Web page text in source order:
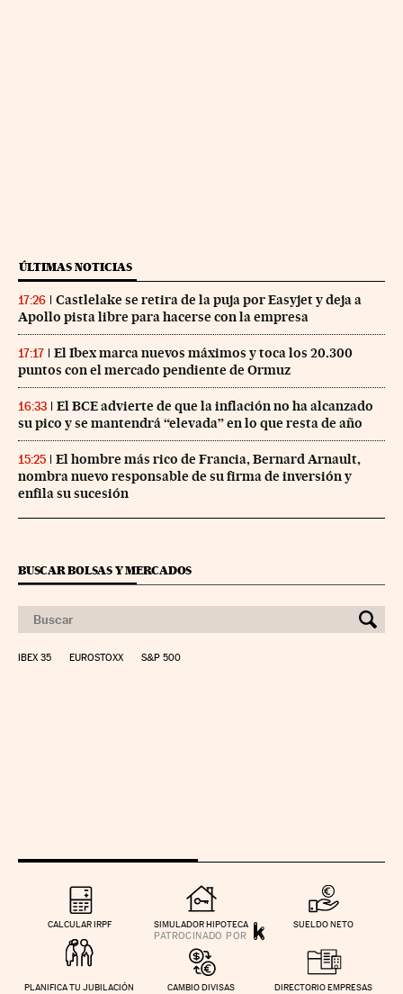
ÚLTIMAS NOTICIAS
17:26
Castlelake se retira de la puja por Easyjet y deja a
Apollo pista libre para hacerse con la empresa
17:17
El Ibex marca nuevos máximos y toca los 20.300
puntos con el mercado pendiente de Ormuz
16:33
El BCE advierte de que la inflación no ha alcanzado
su pico y se mantendrá “elevada” en lo que resta de año
15:25
El hombre más rico de Francia, Bernard Arnault,
nombra nuevo responsable de su firma de inversión y
enfila su sucesión
BUSCAR BOLSAS Y MERCADOS
IBEX 35 EUROSTOXX S&P 500
CALCULAR IRPF SIMULADOR HIPOTECA SUELDO NETO
PLANIFICA TU JUBILACIÓN CAMBIO DIVISAS DIRECTORIO EMPRESAS